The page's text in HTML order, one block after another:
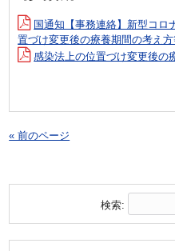
国通知【事務連絡】新型コロ
置づけ変更後の療養期間の考え
感染法上の位置づけ変更後の
« 前のページ
検索: